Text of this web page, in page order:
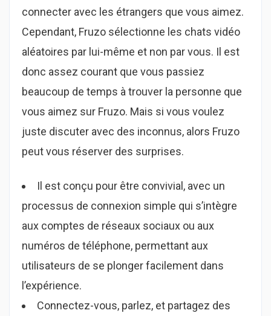
connecter avec les étrangers que vous aimez.
Cependant, Fruzo sélectionne les chats vidéo
aléatoires par lui-même et non par vous. Il est
donc assez courant que vous passiez
beaucoup de temps à trouver la personne que
vous aimez sur Fruzo. Mais si vous voulez
juste discuter avec des inconnus, alors Fruzo
peut vous réserver des surprises.
Il est conçu pour être convivial, avec un
processus de connexion simple qui s’intègre
aux comptes de réseaux sociaux ou aux
numéros de téléphone, permettant aux
utilisateurs de se plonger facilement dans
l’expérience.
Connectez-vous, parlez, et partagez des